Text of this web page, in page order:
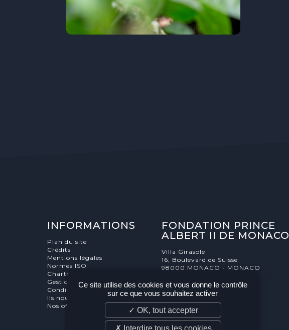
INFORMATIONS
Plan du site
Crédits
Mentions légales
Normes ISO
Charte éthique
Gestion des cookies
Conditions générale de vente
Ils nous soutiennent
Nos offres d'emploi et stages
FONDATION PRINCE
ALBERT II DE MONACO
Villa Girasole
16, Boulevard de Suisse
98000 MONACO - MONACO
Ce site utilise des cookies et vous donne le contrôle
sur ce que vous souhaitez activer
✓ OK, tout accepter
✗ Interdire tous les cookies